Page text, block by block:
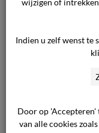
opleverde en
ik in feite klaar
laten zetten.
Indien u zelf wenst te
Door op 'Accepteren'
van alle cookies